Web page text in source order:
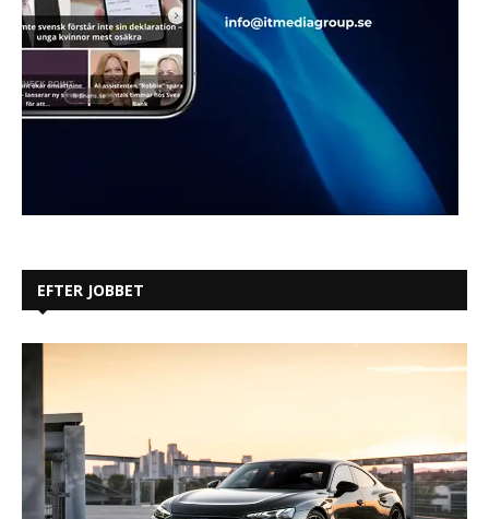
EFTER JOBBET